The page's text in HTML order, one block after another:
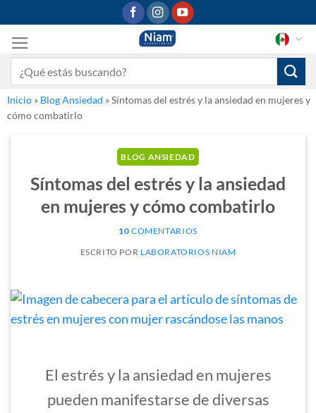
al
contenido
por:
Inicio » Blog Ansiedad »Síntomas del estrés y la ansiedad en mujeres y
cómo combatirlo
BLOG ANSIEDAD
Síntomas del estrés y la ansiedad
en mujeres y cómo combatirlo
10 COMENTARIOS
POR LABORATORIOS NIAM
El estrés y la ansiedad en mujeres
pueden manifestarse de diversas